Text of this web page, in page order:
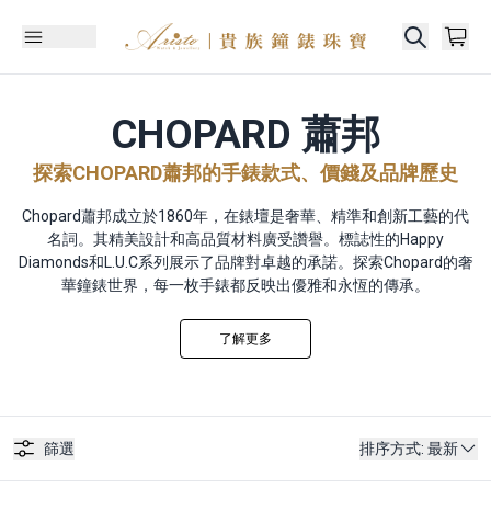
CHOPARD 蕭邦
探索CHOPARD蕭邦的手錶款式、價錢及品牌歷史
Chopard蕭邦成立於1860年，在錶壇是奢華、精準和創新工藝的代
名詞。其精美設計和高品質材料廣受讚譽。標誌性的Happy
Diamonds和L.U.C系列展示了品牌對卓越的承諾。探索Chopard的奢
華鐘錶世界，每一枚手錶都反映出優雅和永恆的傳承。
了解更多
篩選 排序方式: 最新